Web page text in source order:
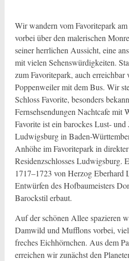
Wir wandern vom Favoritepark
vorbei über den malerischen
seiner herrlichen Aussicht, eine
mit vielen Sehenswürdigkeiten.
zum Favoritepark, auch erreichbar
Poppenweiler mit dem Bus. Wir
Schloss Favorite, besonders
Fernsehsendungen Nachtcafe mit
Favorite ist ein barockes Lust- und
Ludwigsburg in Baden-
Anhöhe im Favoritepark in
Residenzschlosses Ludwigsburg.
1717–1723 von Herzog Eberhard
Entwürfen des Hofbaumeisters
Barockstil erbaut.
Auf der schönen Allee spazieren
Damwild und Mufflons vorbei,
freches Eichhörnchen. Aus dem
erreichen wir zunächst den